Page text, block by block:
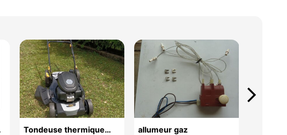
Tondeuse thermique
allumeur gaz
arrow_forward_ios